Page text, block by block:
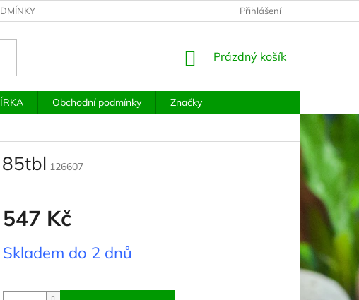
PODMÍNKY OCHRANY OSOBNÍCH ÚDAJŮ MOJE OBJEDNÁVKA
Přihlášení
NÁKUPNÍ
Prázdný košík
Obchodní podmínky
Značky
126607
547 Kč
cena:
Skladem do 2 dnů